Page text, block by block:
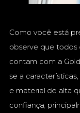
Como você está
observe que todos
contam com a
se a
e material de alta
confiança,